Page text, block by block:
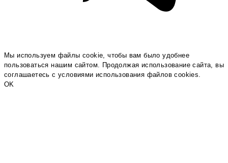
Мы используем файлы cookie, чтобы вам было удобнее
пользоваться нашим сайтом. Продолжая использование сайта, вы
соглашаетесь c условиями использования файлов cookies.
OK